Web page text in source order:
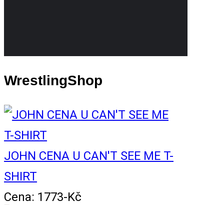
WrestlingShop
JOHN CENA U CAN'T SEE ME T-
SHIRT
Cena: 1773-Kč